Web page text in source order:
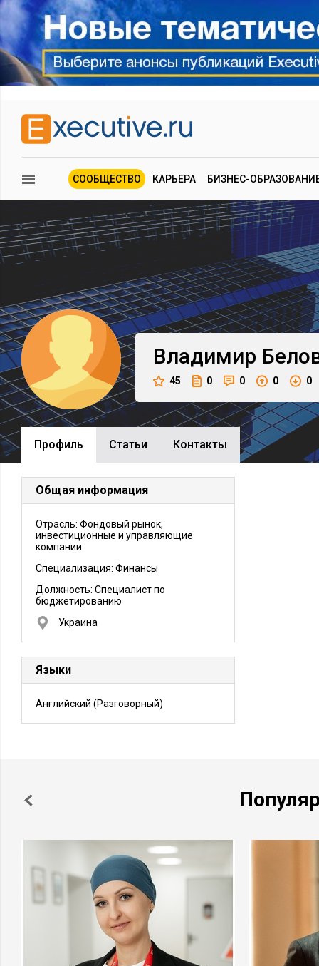
СООБЩЕСТВО КАРЬЕРА БИЗНЕС-
Владимир
45 0 0 0 0
Профиль Cтатьи Контакты
Общая информация
Отрасль: Фондовый рынок,
инвестиционные и управляющие
компании
Специализация: Финансы
Должность: Специалист по
бюджетированию
Украина
Языки
Английский (Разговорный)